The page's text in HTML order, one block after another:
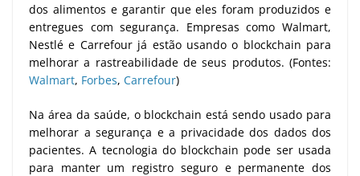
dos alimentos e garantir que eles foram produzidos e
entregues com segurança. Empresas como Walmart,
Nestlé e Carrefour já estão usando o blockchain para
melhorar a rastreabilidade de seus produtos. (Fontes:
Walmart, Forbes, Carrefour)
Na área da saúde, o blockchain está sendo usado para
melhorar a segurança e a privacidade dos dados dos
pacientes. A tecnologia do blockchain pode ser usada
para manter um registro seguro e permanente dos